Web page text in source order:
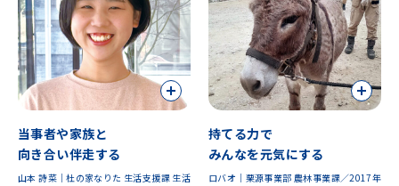
当事者や家族と
向き合い伴走する
山本 詩菜｜杜の家なりた 生活支援課 生活
持てる力で
みんなを元気にする
ロバオ｜栗源事業部 農林事業課／2017年